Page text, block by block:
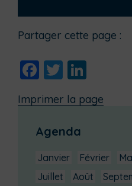
Partager cette page :
Facebook
Twitter
Imprimer la page
Agenda
Janvier Février
Juillet
Août